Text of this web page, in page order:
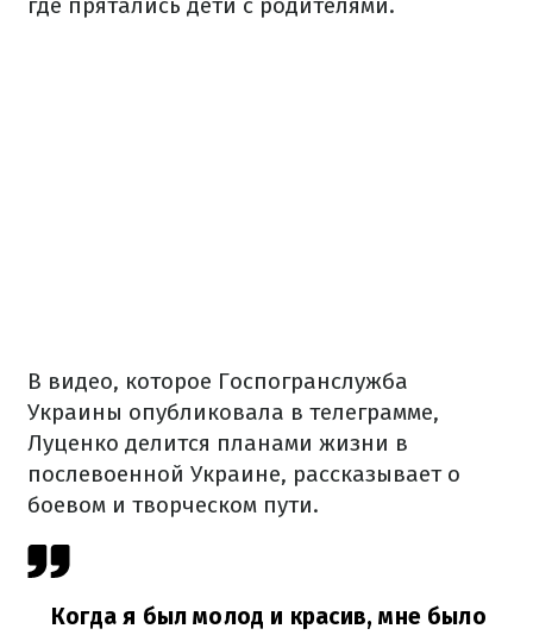
В видео, которое Госпогранслужба
Украины опубликовала в телеграмме,
Луценко делится планами жизни в
послевоенной Украине, рассказывает о
боевом и творческом пути.
Когда я был молод и красив, мне было